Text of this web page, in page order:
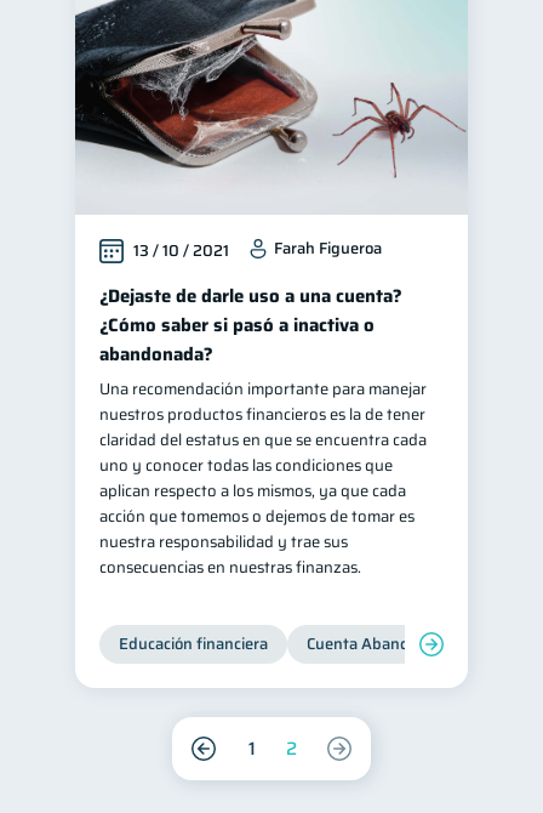
13 / 10 / 2021 Farah Figueroa
¿Dejaste de darle uso a una cuenta?
¿Cómo saber si pasó a inactiva o
abandonada?
Una recomendación importante para manejar
nuestros productos financieros es la de tener
claridad del estatus en que se encuentra cada
uno y conocer todas las condiciones que
aplican respecto a los mismos, ya que cada
acción que tomemos o dejemos de tomar es
nuestra responsabilidad y trae sus
consecuencias en nuestras finanzas.
Educación financiera Cuenta Abandonada
1 2